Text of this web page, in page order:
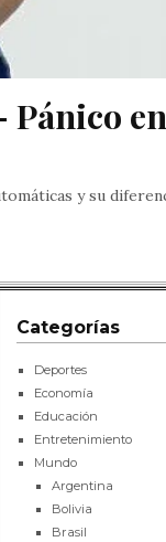
Pánico en
y su
Categorías
Deportes
Economía
Educación
Entretenimiento
Mundo
Argentina
Bolivia
Brasil